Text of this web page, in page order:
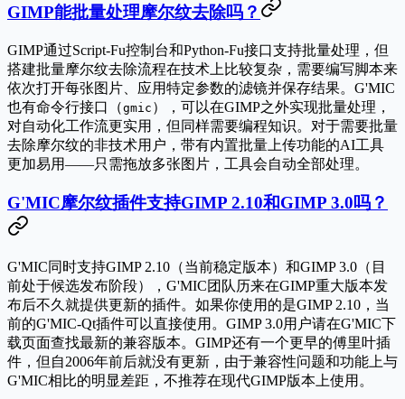
GIMP能批量处理摩尔纹去除吗？
GIMP通过Script-Fu控制台和Python-Fu接口支持批量处理，但
搭建批量摩尔纹去除流程在技术上比较复杂，需要编写脚本来
依次打开每张图片、应用特定参数的滤镜并保存结果。G'MIC
也有命令行接口（gmic ），可以在GIMP之外实现批量处理，
对自动化工作流更实用，但同样需要编程知识。对于需要批量
去除摩尔纹的非技术用户，带有内置批量上传功能的AI工具
更加易用——只需拖放多张图片，工具会自动全部处理。
G'MIC摩尔纹插件支持GIMP 2.10和GIMP 3.0吗？
G'MIC同时支持GIMP 2.10（当前稳定版本）和GIMP 3.0（目
前处于候选发布阶段），G'MIC团队历来在GIMP重大版本发
布后不久就提供更新的插件。如果你使用的是GIMP 2.10，当
前的G'MIC-Qt插件可以直接使用。GIMP 3.0用户请在G'MIC下
载页面查找最新的兼容版本。GIMP还有一个更早的傅里叶插
件，但自2006年前后就没有更新，由于兼容性问题和功能上与
G'MIC相比的明显差距，不推荐在现代GIMP版本上使用。